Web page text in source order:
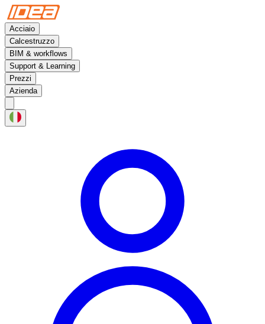
Acciaio
Calcestruzzo
BIM & workflows
Support & Learning
Prezzi
Azienda